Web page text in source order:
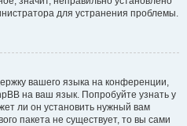
для устранения проблемы.
вашего языка на конференции,
на ваш язык. Попробуйте узнать у
ли он установить нужный вам
пакета не существует, то вы сами